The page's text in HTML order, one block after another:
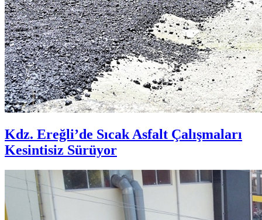
Kdz. Ereğli’de Sıcak Asfalt Çalışmaları
Kesintisiz Sürüyor